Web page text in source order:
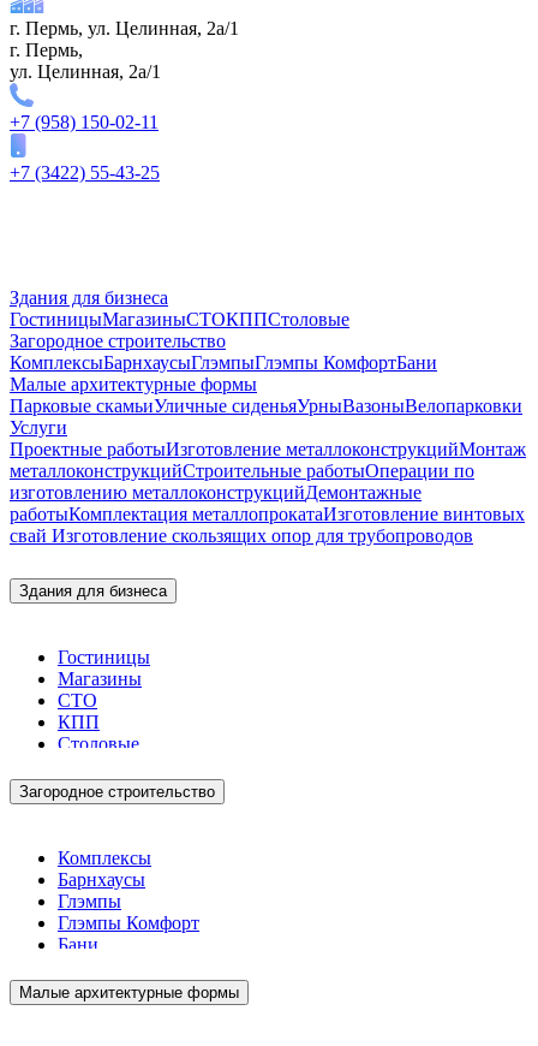
г. Пермь, ул. Целинная, 2а/1
г. Пермь,
ул. Целинная, 2а/1
+7 (958) 150-02-11
+7 (3422) 55-43-25
Здания для бизнеса
ГостиницыМагазиныСТОКППСтоловые
Загородное строительство
КомплексыБарнхаусыГлэмпыГлэмпы КомфортБани
Малые архитектурные формы
Парковые скамьиУличные сиденьяУрныВазоныВелопарковки
Услуги
Проектные работыИзготовление металлоконструкцийМонтаж
металлоконструкцийСтроительные работыОперации по
изготовлению металлоконструкцийДемонтажные
работыКомплектация металлопрокатаИзготовление винтовых
свай Изготовление скользящих опор для трубопроводов
Здания для бизнеса
Гостиницы
Магазины
СТО
КПП
Столовые
Загородное строительство
Комплексы
Барнхаусы
Глэмпы
Глэмпы Комфорт
Бани
Малые архитектурные формы